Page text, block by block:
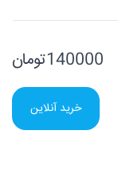
خرید آنلاین